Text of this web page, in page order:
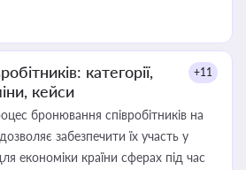
категорії,
кейси
+11
бронювання співробітників на
забезпечити їх участь у
економіки країни сферах під час